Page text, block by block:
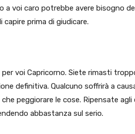
a voi caro potrebbe avere bisogno
prima di giudicare.
voi Capricorno. Siete rimasti
definitiva. Qualcuno soffrirà a
peggiorare le cose. Ripensate agli
abbastanza sul serio.